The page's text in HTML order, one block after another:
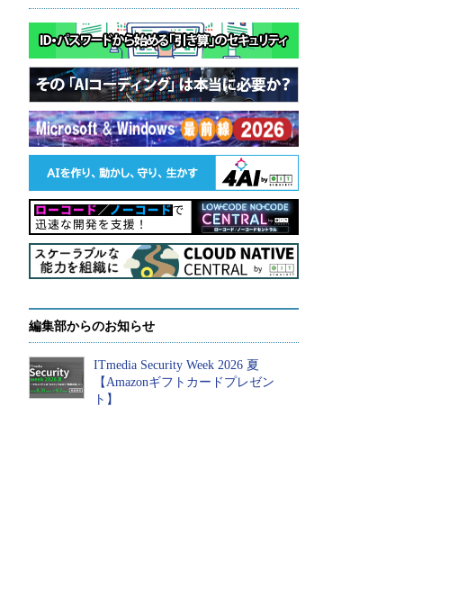
編集部からのお知らせ
ITmedia Security Week 2026 夏
【Amazonギフトカードプレゼン
ト】